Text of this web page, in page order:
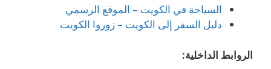
السياحة في الكويت – الموقع الرسمي
دليل السفر إلى الكويت – زوروا الكويت
الروابط الداخلية: